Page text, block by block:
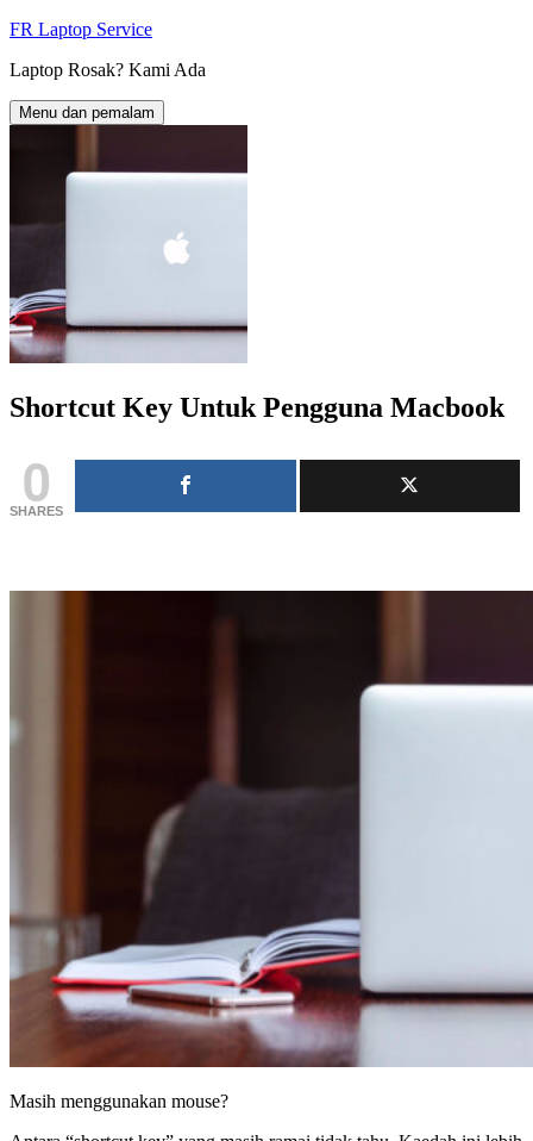
Langkau
kandungan
FR Laptop Service
Laptop Rosak? Kami Ada
Menu dan pemalam
Shortcut Key Untuk Pengguna Macbook
0
SHARES
Masih menggunakan mouse?